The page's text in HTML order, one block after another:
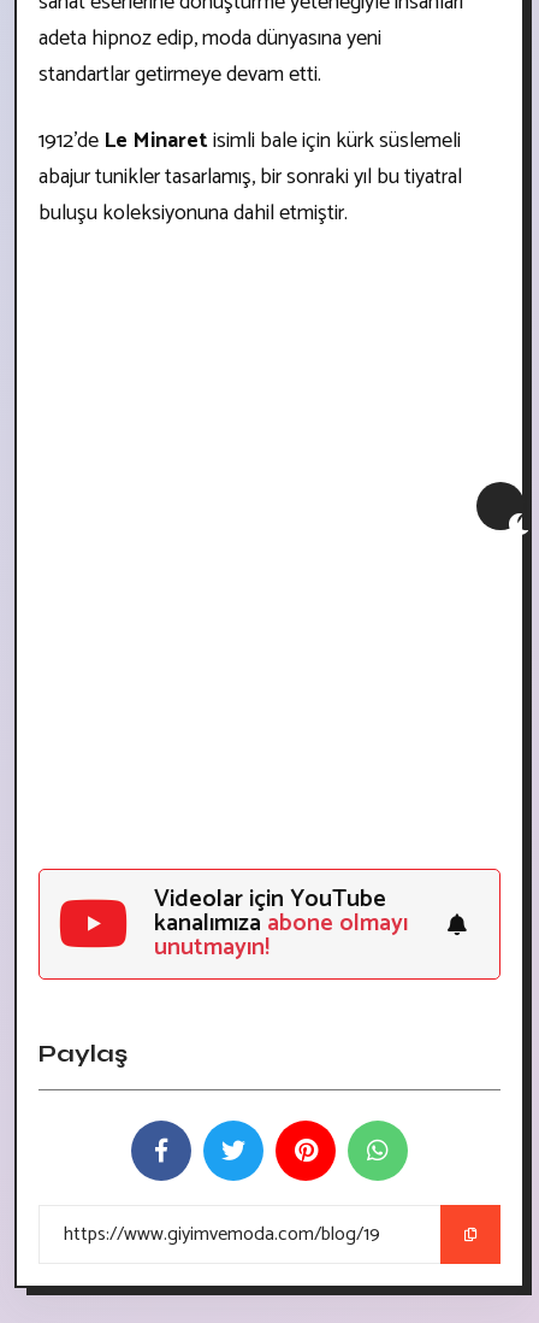
adeta hipnoz edip, moda dünyasına yeni
standartlar getirmeye devam etti.
1912’de Le Minaretisimli bale için kürk süslemeli
abajur tunikler tasarlamış, bir sonraki yıl bu tiyatral
buluşu koleksiyonuna dahil etmiştir.
Videolar için YouTube
kanalımızaabone olmayı
unutmayın!
Paylaş